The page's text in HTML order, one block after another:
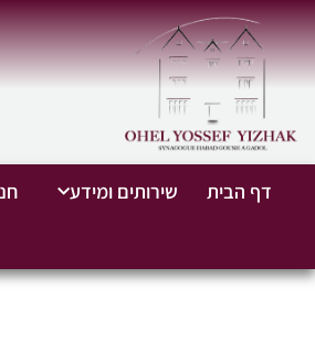
דף הבית שירותים ומידע